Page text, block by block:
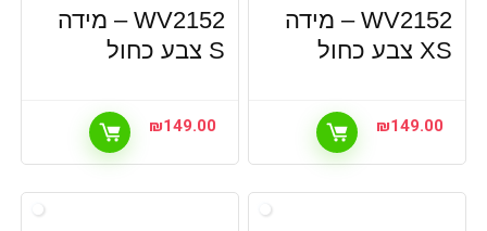
WV2152 – מידה
XS צבע כחול
₪149.00
WV2152 – מידה
S צבע כחול
₪149.00